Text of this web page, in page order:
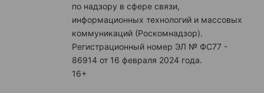
по надзору в сфере связи,
информационных технологий и массовых
коммуникаций (Роскомнадзор).
Регистрационный номер ЭЛ № ФС77 -
86914 от 16 февраля 2024 года.
16+